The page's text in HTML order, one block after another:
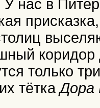
нас в
только
тёткаДора